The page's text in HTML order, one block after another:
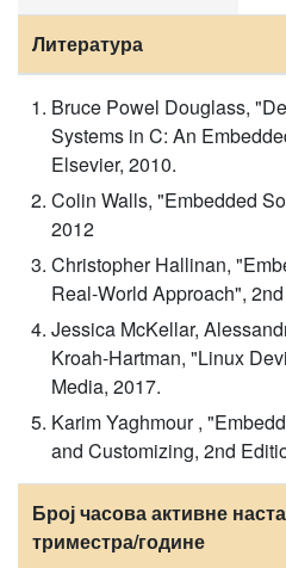
Литература
Bruce Powel Douglass,
Systems in C: An
Elsevier, 2010.
Colin Walls, "Embedded
2012
Christopher Hallinan,
Real-World Approach",
Jessica McKellar,
Kroah-Hartman, "Linux
Media, 2017.
Karim Yaghmour ,
and Customizing, 2nd
Број часова активне
триместра/године